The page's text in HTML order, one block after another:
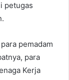
petugas
pemadam
para
Kerja